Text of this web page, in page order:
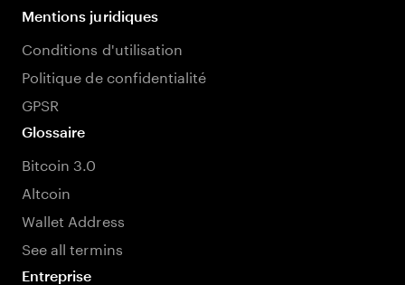
Mentions juridiques
Conditions d'utilisation
Politique de confidentialité
GPSR
Glossaire
Bitcoin 3.0
Altcoin
Wallet Address
See all termins
Entreprise